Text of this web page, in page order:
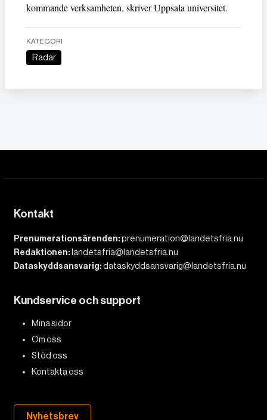
kommande verksamheten, skriver Uppsala universitet.
KATEGORI
Radar
Kontakt
Prenumerationsärenden:prenumeration@landetsfria.nu
Redaktionen: landetsfria@landetsfria.nu
Dataskyddsansvarig:dataskyddsansvarig@landetsfria.nu
Kundservice och support
Mina sidor
Om oss
Stöd oss
Kontakta oss
Nyhetsbrev